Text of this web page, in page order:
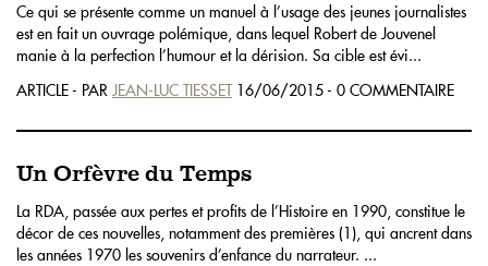
Ce qui se présente comme un manuel à l’usage des jeunes journalistes
est en fait un ouvrage polémique, dans lequel Robert de Jouvenel
manie à la perfection l’humour et la dérision. Sa cible est évi...
ARTICLE - PAR JEAN-LUC TIESSET16/06/2015 - 0 COMMENTAIRE
Un Orfèvre du Temps
La RDA, passée aux pertes et profits de l’Histoire en 1990, constitue le
décor de ces nouvelles, notamment des premières (1), qui ancrent dans
les années 1970 les souvenirs d’enfance du narrateur. ...